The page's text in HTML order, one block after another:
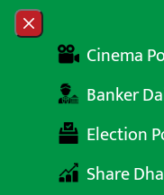
Skip to content
Close menu
Cinema
Banker
Election
Share
सबै समाचार बेथिति